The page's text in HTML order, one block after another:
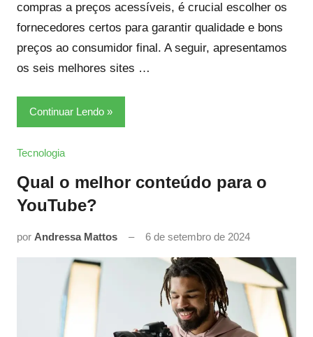
compras a preços acessíveis, é crucial escolher os
fornecedores certos para garantir qualidade e bons
preços ao consumidor final. A seguir, apresentamos
os seis melhores sites …
Continuar Lendo
Tecnologia
Qual o melhor conteúdo para o
YouTube?
por Andressa Mattos 6 de setembro de 2024